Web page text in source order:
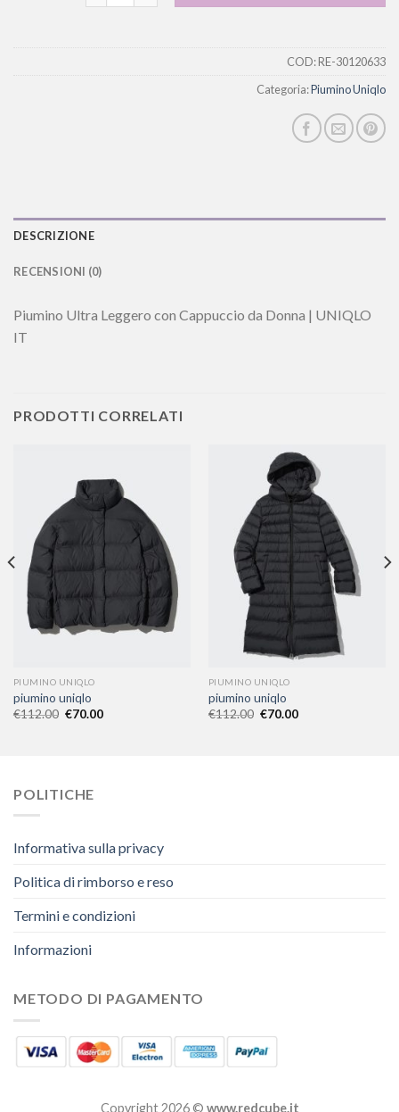
COD:RE-30120633
Categoria:Piumino Uniqlo
DESCRIZIONE
RECENSIONI (0)
Piumino Ultra Leggero con Cappuccio da Donna | UNIQLO
IT
PRODOTTI CORRELATI
PIUMINO UNIQLO
piumino uniqlo
€112.00 €70.00
PIUMINO UNIQLO
piumino uniqlo
€112.00 €70.00
POLITICHE
Informativa sulla privacy
Politica di rimborso e reso
Termini e condizioni
Informazioni
METODO DI PAGAMENTO
Copyright 2026 © www.redcube.it